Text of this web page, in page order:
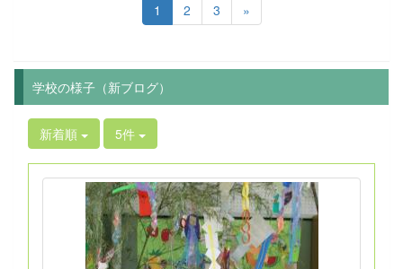
1 2 3 »
学校の様子（新ブログ）
新着順 5件